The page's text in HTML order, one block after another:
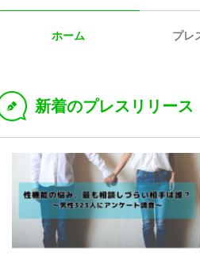
ホーム プレ
D 新着のプレスリリース